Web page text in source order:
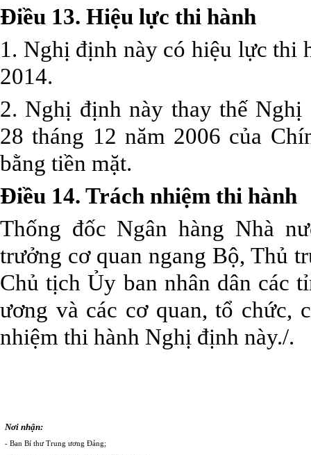
Điều 13. Hiệu lực thi hành
1. Nghị định này có hiệu lực thi
2014.
2. Nghị định này thay thế
28 tháng 12 năm 2006 của
bằng tiền mặt.
Điều 14. Trách nhiệm thi hành
Thống đốc Ngân hàng Nhà
trưởng cơ quan ngang Bộ, Thủ
Chủ tịch Ủy ban nhân dân các
ương và các cơ quan, tổ chức,
nhiệm thi hành Nghị định này./.
Nơi nhận:
- Ban Bí thư Trung ương Đảng;